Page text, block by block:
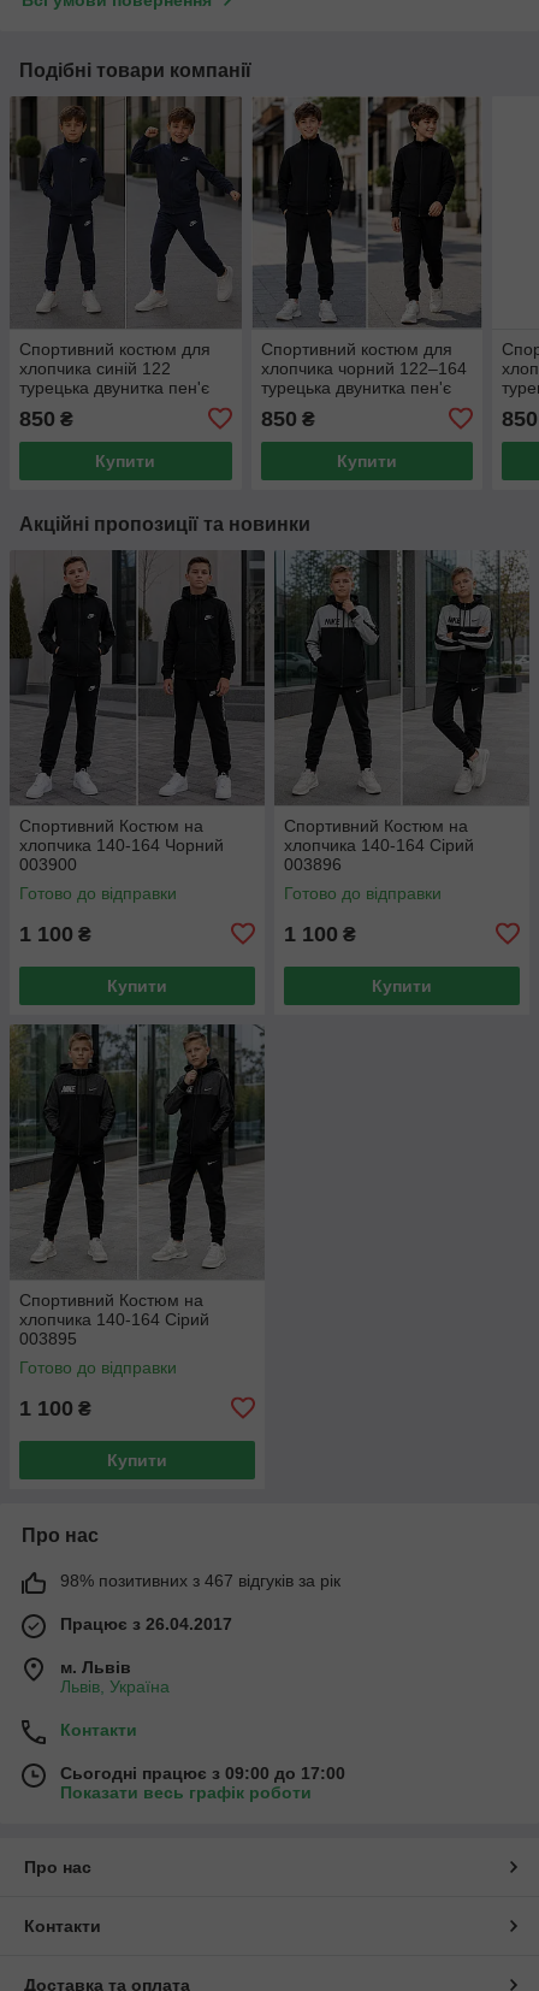
Подібні товари компанії
Спортивний костюм для
хлопчика синій 122
турецька двунитка пен'є
850 ₴
Купити
Спортивний костюм для
хлопчика чорний 122–164
турецька двунитка пен'є
850 ₴
Купити
850
Акційні пропозиції та новинки
Спортивний Костюм на
хлопчика 140-164 Чорний
003900
Готово до відправки
1 100 ₴
Купити
Спортивний Костюм на
хлопчика 140-164 Сірий
003896
Готово до відправки
1 100 ₴
Купити
Спортивний Костюм на
хлопчика 140-164 Сірий
003895
Готово до відправки
1 100 ₴
Купити
Про нас
98% позитивних з 467 відгуків за рік
Працює з 26.04.2017
м. Львів
Львів, Україна
Контакти
Сьогодні працює з 09:00 до 17:00
Показати весь графік роботи
Про нас
Контакти
Доставка та оплата